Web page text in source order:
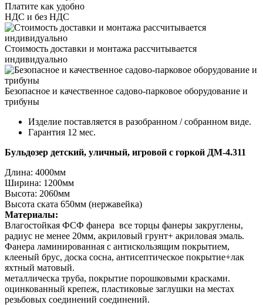
Платите как удобно
НДС и без НДС
Стоимость доставки и монтажа рассчитывается
индивидуально
Безопасное и качественное садово-парковое оборудование и
трибуны
Изделие поставляется в разобранном / собранном виде.
Гарантия 12 мес.
Бульдозер детский, уличный, игровой с горкой ДМ-4.311
Длина: 4000мм
Ширина: 1200мм
Высота: 2060мм
Высота ската 650мм (нержавейка)
Материалы:
Влагостойкая ФСФ фанера все торцы фанеры закруглены,
радиус не менее 20мм, акриловый грунт+ акриловая эмаль.
Фанера ламинированная с антискользящим покрытием,
клееный брус, доска сосна, антисептическое покрытие+лак
яхтный матовый.
металлическа труба, покрытие порошковыми красками.
оцинкованный крепеж, пластиковые заглушки на местах
резьбовых соединений соединений.